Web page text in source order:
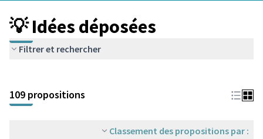
💡 Idées déposées
Filtrer et rechercher
+
−
109 propositions
Classement des propositions par :